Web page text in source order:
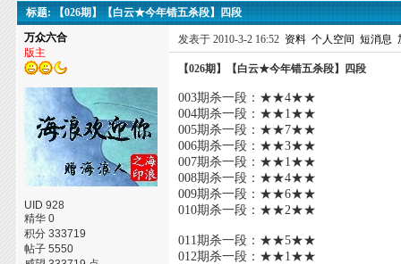
标题: 【026期】【白云★今年错五杀段】四段
万众六合
版主
UID 928
精华 0
积分 333719
帖子 5550
发表于 2010-3-2 16:52 资料 个人空间 短消息
【026期】【白云★今年错五杀段】四段
003期杀一段：★★4★★
004期杀一段：★★1★★
005期杀一段：★★7★★
006期杀一段：★★3★★
007期杀一段：★★1★★
008期杀一段：★★4★★
009期杀一段：★★6★★
010期杀一段：★★2★★
011期杀一段：★★5★★
012期杀一段：★★1★★